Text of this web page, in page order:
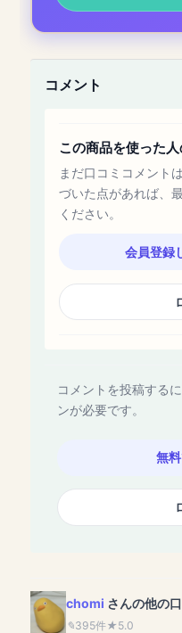
コメント
この商品を使った
まだ口コミコメント
づいた点があれば、
ください。
会員登録
コメントを投稿する
ンが必要です。
無
chomi さんの他の
395件 5.0